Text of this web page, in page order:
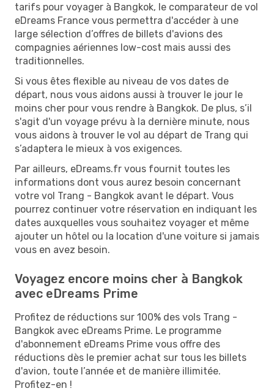
tarifs pour voyager à Bangkok, le comparateur de vol
eDreams France vous permettra d'accéder à une
large sélection d’offres de billets d'avions des
compagnies aériennes low-cost mais aussi des
traditionnelles.
Si vous êtes flexible au niveau de vos dates de
départ, nous vous aidons aussi à trouver le jour le
moins cher pour vous rendre à Bangkok. De plus, s’il
s'agit d'un voyage prévu à la dernière minute, nous
vous aidons à trouver le vol au départ de Trang qui
s’adaptera le mieux à vos exigences.
Par ailleurs, eDreams.fr vous fournit toutes les
informations dont vous aurez besoin concernant
votre vol Trang - Bangkok avant le départ. Vous
pourrez continuer votre réservation en indiquant les
dates auxquelles vous souhaitez voyager et même
ajouter un hôtel ou la location d'une voiture si jamais
vous en avez besoin.
Voyagez encore moins cher à Bangkok
avec eDreams Prime
Profitez de réductions sur 100% des vols Trang -
Bangkok avec eDreams Prime. Le programme
d'abonnement eDreams Prime vous offre des
réductions dès le premier achat sur tous les billets
d'avion, toute l’année et de manière illimitée.
Profitez-en !